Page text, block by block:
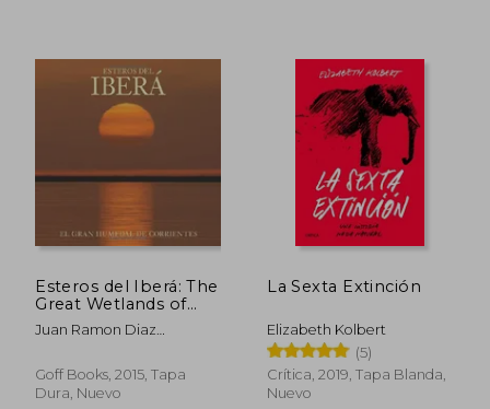
Esteros del Iberá: The
Great Wetlands of
Argentina
Juan Ramon Diaz
Goff Books, 2015, Tapa
Dura, Nuevo
La Sexta Extinción
Elizabeth Kolbert
(5)
Crítica, 2019, Tapa Blanda,
Nuevo